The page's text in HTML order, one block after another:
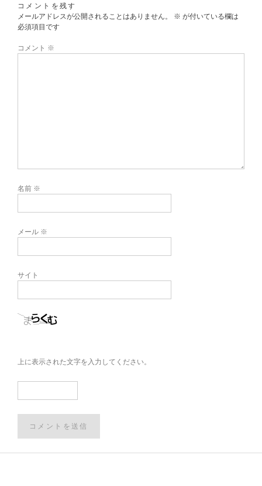
コメントを残す
メールアドレスが公開されることはありません。
※ が付いている欄は
必須項目です
コメント ※
名前 ※
メール ※
サイト
上に表示された文字を入力してください。